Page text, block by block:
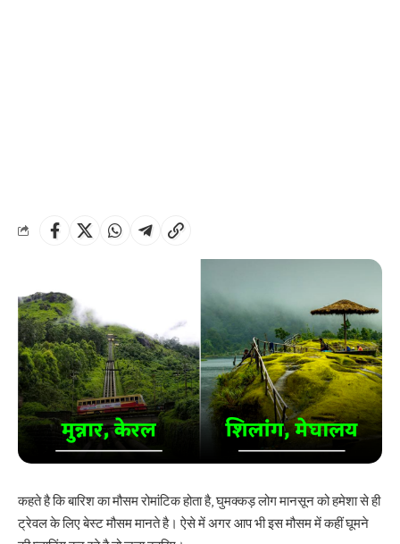
कहते है कि बारिश का मौसम रोमांटिक होता है, घुमक्कड़ लोग मानसून को हमेशा से ही
ट्रेवल के लिए बेस्ट मौसम मानते है। ऐसे में अगर आप भी इस मौसम में कहीं घूमने